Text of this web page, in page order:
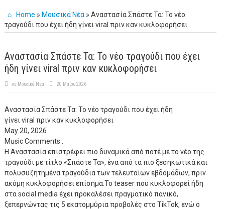
Home » Μουσικά Νέα » Αναστασία Σπάστε Τα: Το νέο
τραγούδι που έχει ήδη γίνει viral πριν καν κυκλοφορήσει
Αναστασία Σπάστε Τα: Το νέο τραγούδι που έχει
ήδη γίνει viral πριν καν κυκλοφορήσει
σε Μουσικά Νέα 20 Μαΐου 2026
Αναστασία Σπάστε Τα: Το νέο τραγούδι που έχει ήδη
γίνει viral πριν καν κυκλοφορήσει
May 20, 2026
MusicComments :
Η Αναστασία επιστρέφει πιο δυναμικά από ποτέ με το νέο της
τραγούδι με τίτλο «Σπάστε Τα», ένα από τα πιο ξεσηκωτικά και
πολυσυζητημένα τραγούδια των τελευταίων εβδομάδων, πριν
ακόμη κυκλοφορήσει επίσημα.Το teaser που κυκλοφορεί ήδη
στα social media έχει προκαλέσει πραγματικό πανικό,
ξεπερνώντας τις 5 εκατομμύρια προβολές στο TikTok, ενώ ο